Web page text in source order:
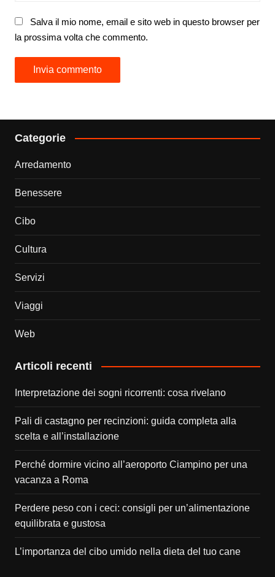
Salva il mio nome, email e sito web in questo browser per
la prossima volta che commento.
Categorie
Arredamento
Benessere
Cibo
Cultura
Servizi
Viaggi
Web
Articoli recenti
Interpretazione dei sogni ricorrenti: cosa rivelano
Pali di castagno per recinzioni: guida completa alla
scelta e all’installazione
Perché dormire vicino all’aeroporto Ciampino per una
vacanza a Roma
Perdere peso con i ceci: consigli per un’alimentazione
equilibrata e gustosa
L’importanza del cibo umido nella dieta del tuo cane